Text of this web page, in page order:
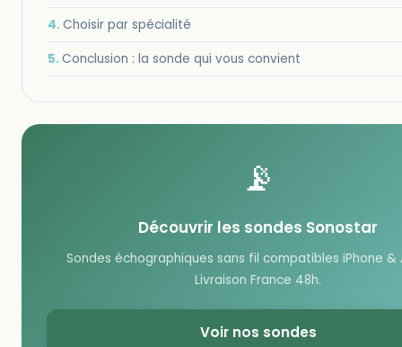
Choisir par spécialité
Conclusion : la sonde qui vous convient
📡
Découvrir les sondes Sonostar
Sondes échographiques sans fil compatibles iPhone &
Livraison France 48h.
Voir nos sondes